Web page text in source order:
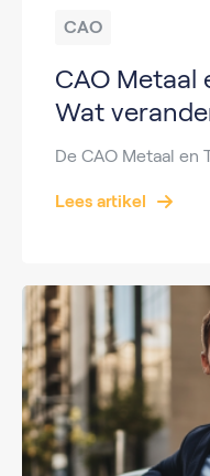
CAO
CAO Metaal
Wat
Lees artikel